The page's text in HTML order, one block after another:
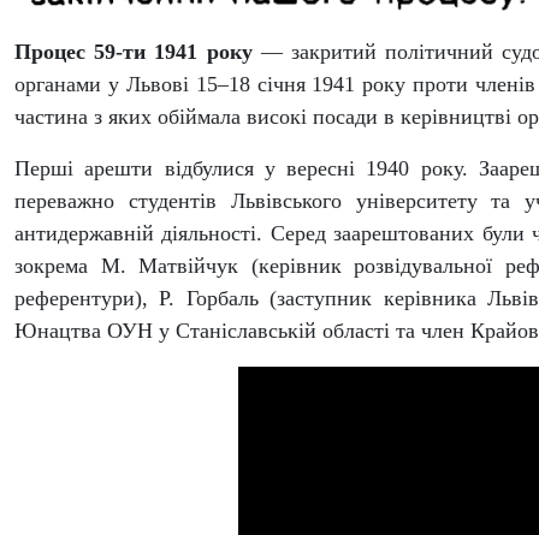
Процес 59-ти 1941 року— закритий політичний
органами у Львові 15–18 січня 1941 року проти членів
частина з яких обіймала високі посади в керівництві
Перші арешти відбулися у вересні 1940 року.
переважно студентів Львівського університету
антидержавній діяльності. Серед заарештованих
зокрема М. Матвійчук (керівник розвідувальної
референтури), Р. Горбаль (заступник керівника
Юнацтва ОУН у Станіславській області та член